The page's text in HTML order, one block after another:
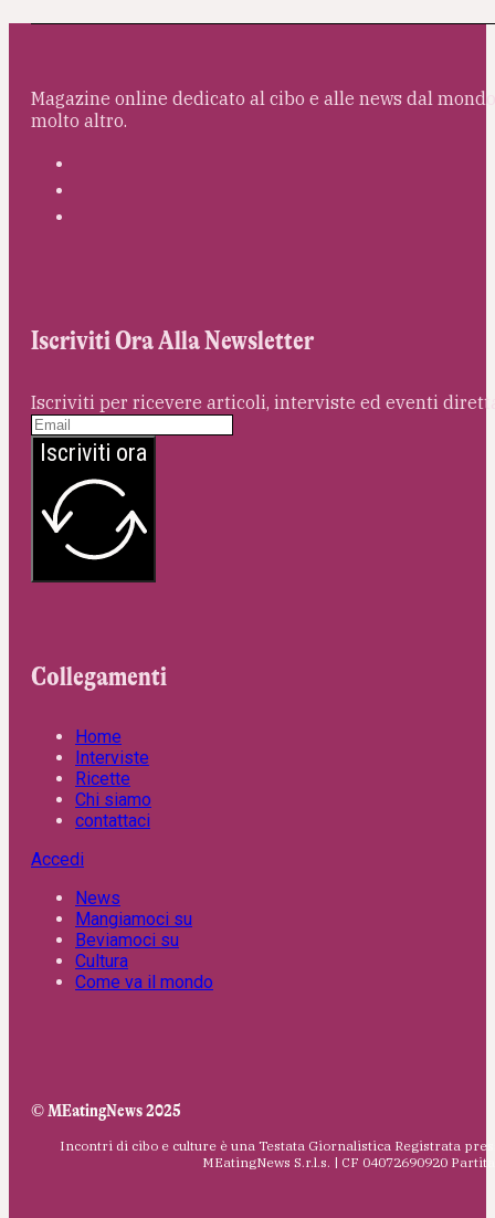
Magazine online dedicato al cibo e alle news dal
molto altro.
Iscriviti Ora Alla Newsletter
Iscriviti per ricevere articoli, interviste ed eventi
Iscriviti ora
Collegamenti
Home
Interviste
Ricette
Chi siamo
contattaci
Accedi
News
Mangiamoci su
Beviamoci su
Cultura
Come va il mondo
© MEatingNews 2025
Incontri di cibo e culture è una Testata Giornalistica Registrata
MEatingNews S.r.l.s. | CF 04072690920